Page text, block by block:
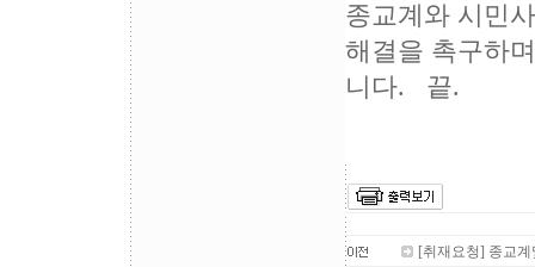
종교계와 시민
해결을 촉구하
니다. 끝.
[취재요청] 종교